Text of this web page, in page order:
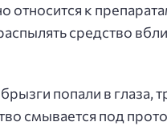
относится к
средство
попали в глаза,
смывается под